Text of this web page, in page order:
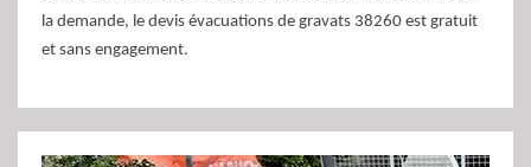
la demande, le devis évacuations de gravats 38260 est gratuit
et sans engagement.